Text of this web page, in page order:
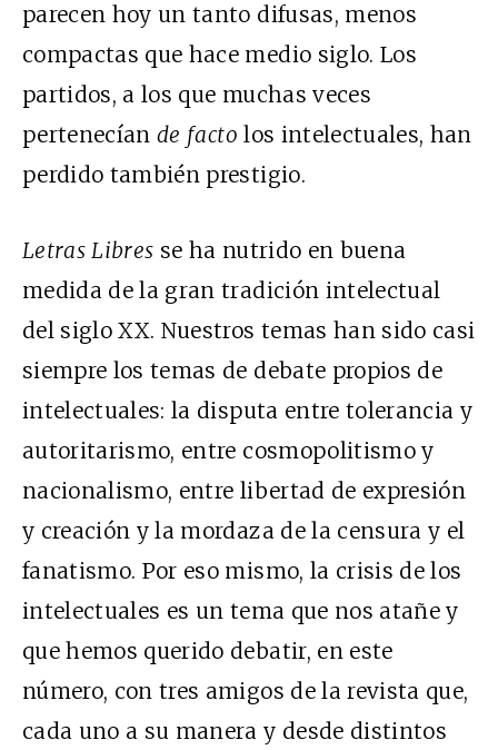
parecen hoy un tanto difusas, menos
compactas que hace medio siglo. Los
partidos, a los que muchas veces
pertenecíande factolos intelectuales, han
perdido también prestigio.
Letras Libres se ha nutrido en buena
medida de la gran tradición intelectual
del siglo XX. Nuestros temas han sido casi
siempre los temas de debate propios de
intelectuales: la disputa entre tolerancia y
autoritarismo, entre cosmopolitismo y
nacionalismo, entre libertad de expresión
y creación y la mordaza de la censura y el
fanatismo. Por eso mismo, la crisis de los
intelectuales es un tema que nos atañe y
que hemos querido debatir, en este
número, con tres amigos de la revista que,
cada uno a su manera y desde distintos